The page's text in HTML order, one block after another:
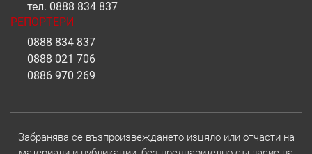
тел. 0888 834 837
РЕПОРТЕРИ
0888 834 837
0888 021 706
0886 970 269
Забранява се възпроизвеждането изцяло или отчасти на